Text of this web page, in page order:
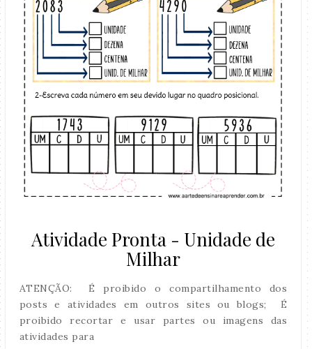
Atividade Pronta - Unidade de
Milhar
ATENÇÃO: É proibido o compartilhamento dos
posts e atividades em outros sites ou blogs; É
proibido recortar e usar partes ou imagens das
atividades para